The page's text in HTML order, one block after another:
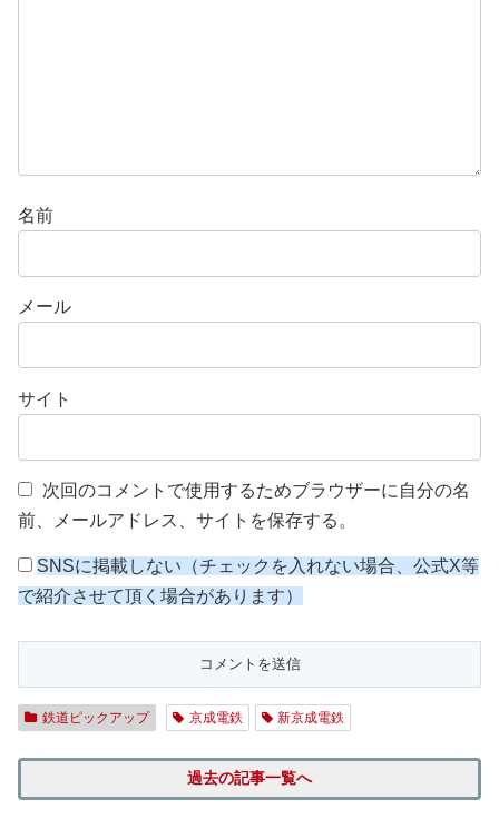
名前
メール
サイト
次回のコメントで使用するためブラウザーに自分の名
前、メールアドレス、サイトを保存する。
SNSに掲載しない（チェックを入れない場合、公式X等
で紹介させて頂く場合があります）
鉄道ピックアップ 京成電鉄 新京成電鉄
過去の記事一覧へ